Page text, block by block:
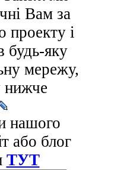
Вам за
проекту і
будь-яку
мережу,
нижче
нашого
або блог
ТУТ